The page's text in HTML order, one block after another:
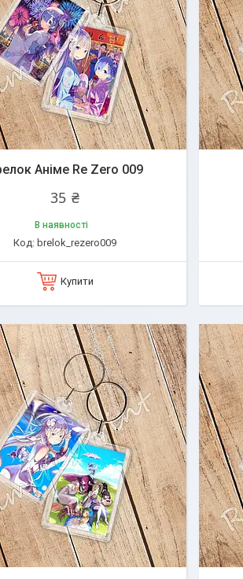
Аніме Re Zero 009
35 ₴
В наявності
brelok_rezero009
Купити